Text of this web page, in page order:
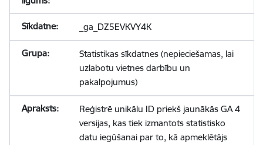
_ga_DZ5EVKVY4K
Statistikas sīkdatnes (nepieciešamas, lai
uzlabotu vietnes darbību un
pakalpojumus)
Reģistrē unikālu ID priekš jaunākās GA 4
versijas, kas tiek izmantots statistisko
datu iegūšanai par to, kā apmeklētājs